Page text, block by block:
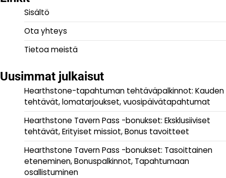
Sisältö
Ota yhteys
Tietoa meistä
Uusimmat julkaisut
Hearthstone-tapahtuman tehtäväpalkinnot: Kauden
tehtävät, lomatarjoukset, vuosipäivätapahtumat
Hearthstone Tavern Pass -bonukset: Eksklusiiviset
tehtävät, Erityiset missiot, Bonus tavoitteet
Hearthstone Tavern Pass -bonukset: Tasoittainen
eteneminen, Bonuspalkinnot, Tapahtumaan
osallistuminen